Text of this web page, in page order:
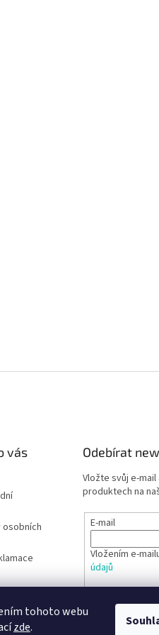
tohoto webu
zde.
vás
osobních
Odebírat
Vložte svůj e-
produktech na
E-mail
Vložením e-
údajů